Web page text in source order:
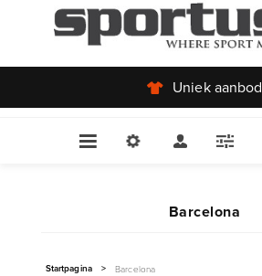
Uniek aanbod
Startpagina > Barcelona
Barcelona